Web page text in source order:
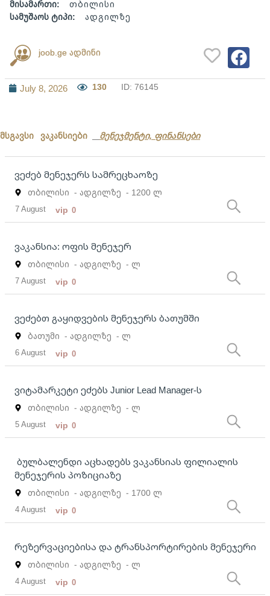
მისამართი:
თბილისი
სამუშაოს ტიპი:
ადგილზე
joob.ge ადმინი
July 8, 2026 130 ID: 76145
მსგავსი ვაკანსიები მენეჯმენტი, ფინანსები
ვეძებ მენეჯერს სამრეცხაოზე
თბილისი - ადგილზე - 1200 ლ
7 August vip 0
ვაკანსია: ოფის მენეჯერ
თბილისი - ადგილზე - ლ
7 August vip 0
ვეძებთ გაყიდვების მენეჯერს ბათუმში
ბათუმი - ადგილზე - ლ
6 August vip 0
ვიტამარკეტი ეძებს Junior Lead Manager-ს
თბილისი - ადგილზე - ლ
5 August vip 0
ბულბალენდი აცხადებს ვაკანსიას ფილიალის
მენეჯერის პოზიციაზე
თბილისი - ადგილზე - 1700 ლ
4 August vip 0
რეზერვაციებისა და ტრანსპორტირების მენეჯერი
თბილისი - ადგილზე - ლ
4 August vip 0